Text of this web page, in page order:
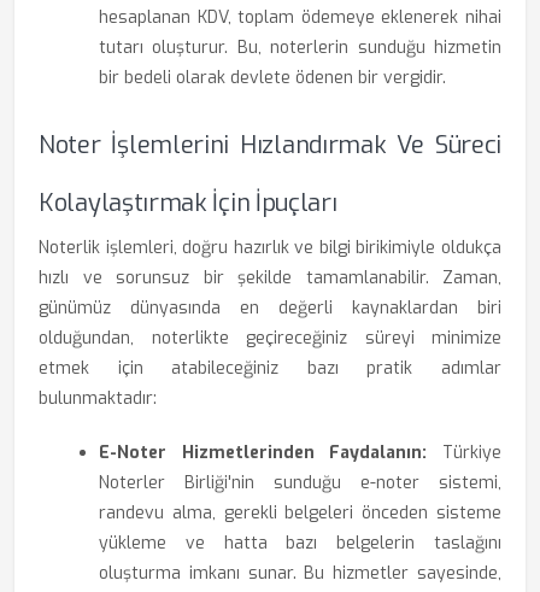
hesaplanan KDV, toplam ödemeye eklenerek nihai
tutarı oluşturur. Bu, noterlerin sunduğu hizmetin
bir bedeli olarak devlete ödenen bir vergidir.
Noter İşlemlerini Hızlandırmak Ve Süreci
Kolaylaştırmak İçin İpuçları
Noterlik işlemleri, doğru hazırlık ve bilgi birikimiyle oldukça
hızlı ve sorunsuz bir şekilde tamamlanabilir. Zaman,
günümüz dünyasında en değerli kaynaklardan biri
olduğundan, noterlikte geçireceğiniz süreyi minimize
etmek için atabileceğiniz bazı pratik adımlar
bulunmaktadır:
E-Noter Hizmetlerinden Faydalanın: Türkiye
Noterler Birliği'nin sunduğu e-noter sistemi,
randevu alma, gerekli belgeleri önceden sisteme
yükleme ve hatta bazı belgelerin taslağını
oluşturma imkanı sunar. Bu hizmetler sayesinde,